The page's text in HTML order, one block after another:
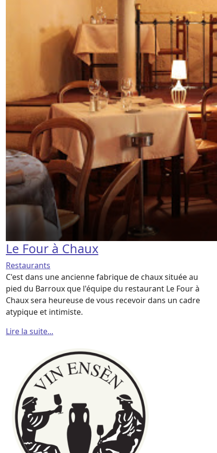
Le Four à Chaux
Restaurants
C'est dans une ancienne fabrique de chaux située au
pied du Barroux que l'équipe du restaurant Le Four à
Chaux sera heureuse de vous recevoir dans un cadre
atypique et intimiste.
Lire la suite...